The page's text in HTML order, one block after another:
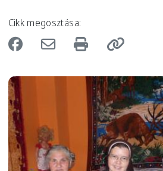
Cikk megosztása:
Image